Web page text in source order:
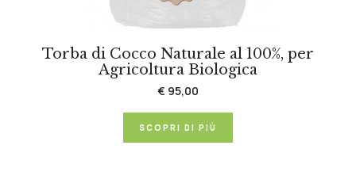
Torba di Cocco Naturale al 100%, per
Agricoltura Biologica
€ 95,00
SCOPRI DI PIÙ